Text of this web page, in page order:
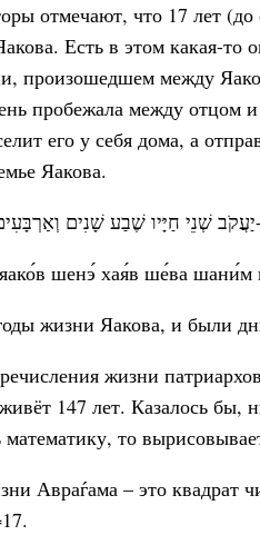
отмечают, что 17 лет
Есть в этом какая-то
произошедшем между
пробежала между отцом
его у себя дома, а
Яакова.
יַעֲקֹב שְׁנֵי חַיָּיו שֶׁבַע שָׁנִים
шенэ́ хая́в ше́ва
жизни Яакова, и были
жизни
147 лет. Казалось бы,
то
Авраѓама – это квадрат